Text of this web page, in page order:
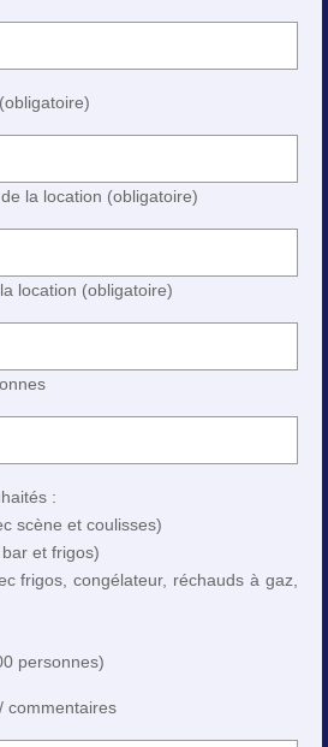
la location (obligatoire)
location (obligatoire)
:
scène et coulisses)
et frigos)
frigos, congélateur, réchauds à gaz,
personnes)
commentaires